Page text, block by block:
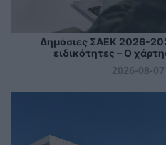
Δημόσιες ΣΑΕΚ 2026-
ειδικότητες – Ο
2026-08-